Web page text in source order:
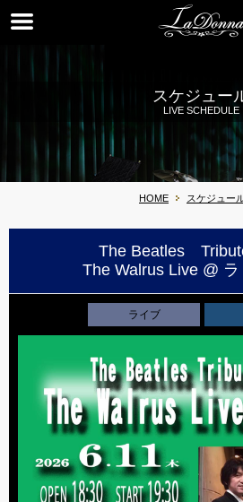
スケジュー
LIVE SCHEDULE
HOME スケジュー
The Beatles
The Walrus Live @
ライブ